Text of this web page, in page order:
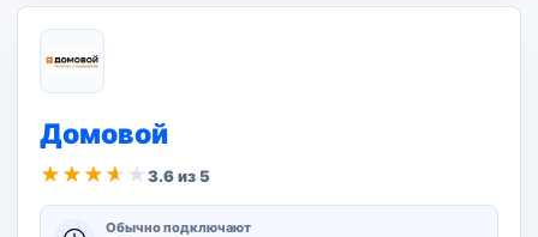
Домовой
★ ★ ★ ★ ★3.6 из 5
Обычно подключают